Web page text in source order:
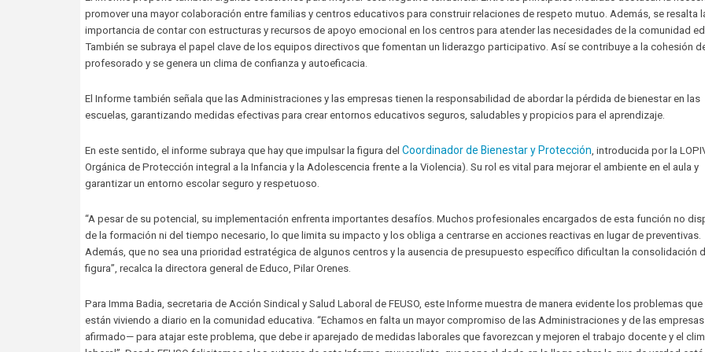
promover una mayor colaboración entre familias y centros educativos para construir relaciones de respeto mutuo. Además, se resalta
importancia de contar con estructuras y recursos de apoyo emocional en los centros para atender las necesidades de la comunidad
También se subraya el papel clave de los equipos directivos que fomentan un liderazgo participativo. Así se contribuye a la cohesión
profesorado y se genera un clima de confianza y autoeficacia.
El Informe también señala que las Administraciones y las empresas tienen la responsabilidad de abordar la pérdida de bienestar en las
escuelas, garantizando medidas efectivas para crear entornos educativos seguros, saludables y propicios para el aprendizaje.
En este sentido, el informe subraya que hay que impulsar la figura del Coordinador de Bienestar y Protección, introducida por la
Orgánica de Protección integral a la Infancia y la Adolescencia frente a la Violencia). Su rol es vital para mejorar el ambiente en el aula y
garantizar un entorno escolar seguro y respetuoso.
“A pesar de su potencial, su implementación enfrenta importantes desafíos. Muchos profesionales encargados de esta función no
de la formación ni del tiempo necesario, lo que limita su impacto y los obliga a centrarse en acciones reactivas en lugar de preventivas.
Además, que no sea una prioridad estratégica de algunos centros y la ausencia de presupuesto específico dificultan la consolidación
figura”, recalca la directora general de Educo, Pilar Orenes.
Para Imma Badia, secretaria de Acción Sindical y Salud Laboral de FEUSO, este Informe muestra de manera evidente los problemas que
están viviendo a diario en la comunidad educativa. “Echamos en falta un mayor compromiso de las Administraciones y de las
afirmado— para atajar este problema, que debe ir aparejado de medidas laborales que favorezcan y mejoren el trabajo docente y el